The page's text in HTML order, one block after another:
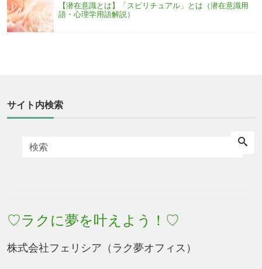
【潜在意識とは】「スピリチュアル」とは（潜在意識用
語・心理学用語解説）
サイト内検索
♡ラクに夢を叶えよう！♡
株式会社フェリシア（ラク夢オフィス）